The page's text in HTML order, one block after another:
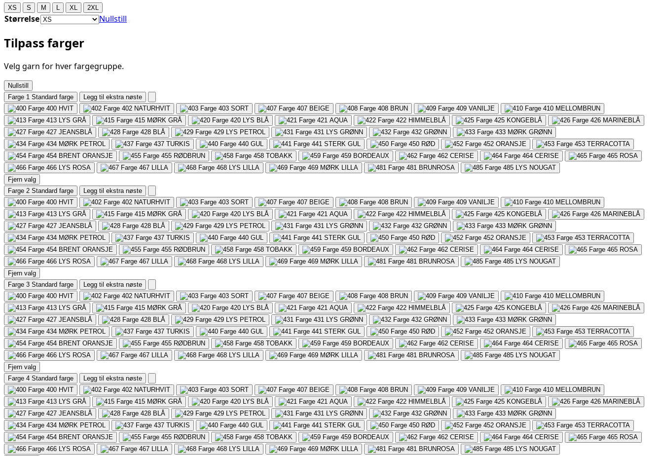
XS S M XL 2XL
Størrelse Nullstill
Tilpass farger
Velg garn for hver fargegruppe.
Nullstill
Farge 1 Standard farge
Legg til ekstra nøste
400 HVIT 402 NATURHVIT 403 SORT 407 BEIGE 408 BRUN 409 VANILJE 410 MELLOMBRUN
413 LYS GRÅ 415 MØRK GRÅ 420 LYS BLÅ 421 AQUA 422 HIMMELBLÅ 425 KONGEBLÅ 426 MARINEBLÅ
427 JEANSBLÅ 428 BLÅ 429 LYS PETROL 431 LYS GRØNN 432 GRØNN 433 MØRK GRØNN
434 MØRK PETROL 437 TURKIS 440 GUL 441 STERK GUL 450 RØD 452 ORANSJE 453 TERRACOTTA
454 BRENT ORANSJE 455 RØDBRUN 458 TOBAKK 459 BORDEAUX 462 CERISE 464 CERISE 465 ROSA
466 LYS ROSA 467 LILLA 468 LYS LILLA 469 MØRK LILLA 481 BRUNROSA 485 LYS NOUGAT
Fjern valg
Farge 2 Standard farge
Legg til ekstra nøste
400 HVIT 402 NATURHVIT 403 SORT 407 BEIGE 408 BRUN 409 VANILJE 410 MELLOMBRUN
413 LYS GRÅ 415 MØRK GRÅ 420 LYS BLÅ 421 AQUA 422 HIMMELBLÅ 425 KONGEBLÅ 426 MARINEBLÅ
427 JEANSBLÅ 428 BLÅ 429 LYS PETROL 431 LYS GRØNN 432 GRØNN 433 MØRK GRØNN
434 MØRK PETROL 437 TURKIS 440 GUL 441 STERK GUL 450 RØD 452 ORANSJE 453 TERRACOTTA
454 BRENT ORANSJE 455 RØDBRUN 458 TOBAKK 459 BORDEAUX 462 CERISE 464 CERISE 465 ROSA
466 LYS ROSA 467 LILLA 468 LYS LILLA 469 MØRK LILLA 481 BRUNROSA 485 LYS NOUGAT
Fjern valg
Farge 3 Standard farge
Legg til ekstra nøste
400 HVIT 402 NATURHVIT 403 SORT 407 BEIGE 408 BRUN 409 VANILJE 410 MELLOMBRUN
413 LYS GRÅ 415 MØRK GRÅ 420 LYS BLÅ 421 AQUA 422 HIMMELBLÅ 425 KONGEBLÅ 426 MARINEBLÅ
427 JEANSBLÅ 428 BLÅ 429 LYS PETROL 431 LYS GRØNN 432 GRØNN 433 MØRK GRØNN
434 MØRK PETROL 437 TURKIS 440 GUL 441 STERK GUL 450 RØD 452 ORANSJE 453 TERRACOTTA
454 BRENT ORANSJE 455 RØDBRUN 458 TOBAKK 459 BORDEAUX 462 CERISE 464 CERISE 465 ROSA
466 LYS ROSA 467 LILLA 468 LYS LILLA 469 MØRK LILLA 481 BRUNROSA 485 LYS NOUGAT
Fjern valg
Farge 4 Standard farge
Legg til ekstra nøste
400 HVIT 402 NATURHVIT 403 SORT 407 BEIGE 408 BRUN 409 VANILJE 410 MELLOMBRUN
413 LYS GRÅ 415 MØRK GRÅ 420 LYS BLÅ 421 AQUA 422 HIMMELBLÅ 425 KONGEBLÅ 426 MARINEBLÅ
427 JEANSBLÅ 428 BLÅ 429 LYS PETROL 431 LYS GRØNN 432 GRØNN 433 MØRK GRØNN
434 MØRK PETROL 437 TURKIS 440 GUL 441 STERK GUL 450 RØD 452 ORANSJE 453 TERRACOTTA
454 BRENT ORANSJE 455 RØDBRUN 458 TOBAKK 459 BORDEAUX 462 CERISE 464 CERISE 465 ROSA
466 LYS ROSA 467 LILLA 468 LYS LILLA 469 MØRK LILLA 481 BRUNROSA 485 LYS NOUGAT